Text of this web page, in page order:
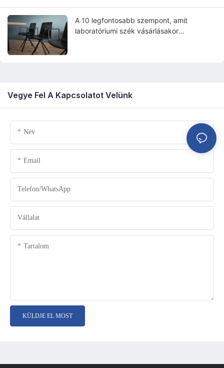
A 10 legfontosabb szempont, amit
laboratóriumi szék vásárlásakor
Vegye Fel A Kapcsolatot Velünk
Név
Email
Telefon/WhatsApp
Vállalat
Tartalom
KÜLDJE EL MOST